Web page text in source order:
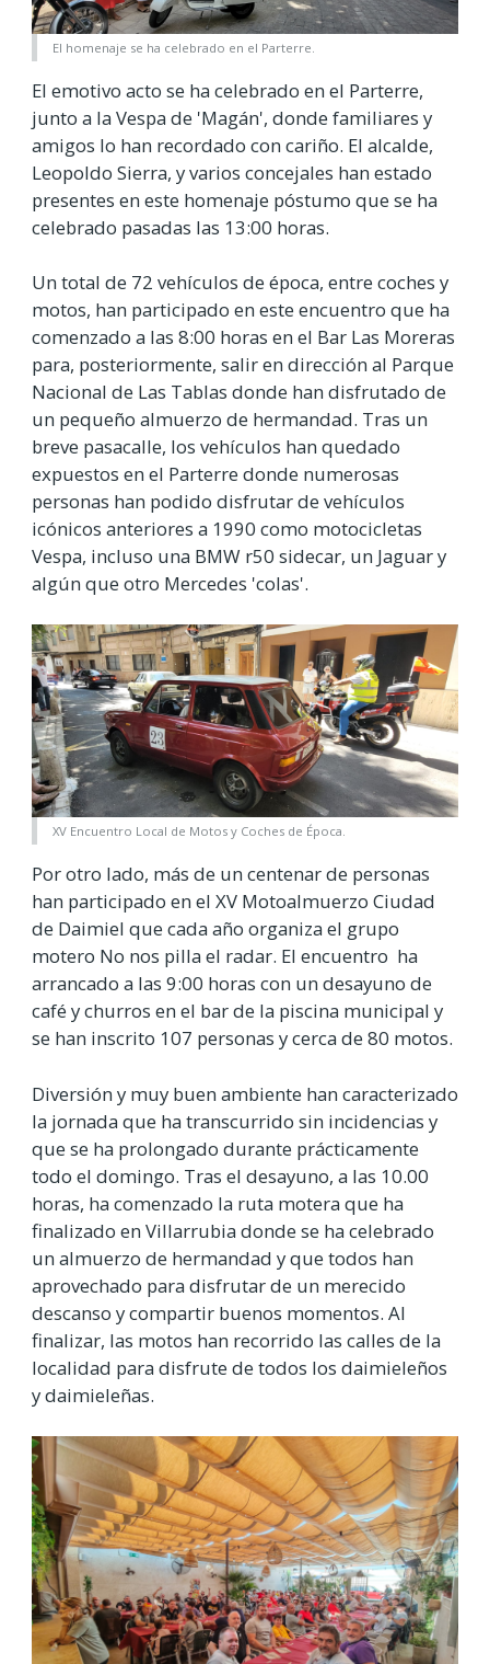
El homenaje se ha celebrado en el Parterre.
El emotivo acto se ha celebrado en el Parterre,
junto a la Vespa de 'Magán', donde familiares y
amigos lo han recordado con cariño. El alcalde,
Leopoldo Sierra, y varios concejales han estado
presentes en este homenaje póstumo que se ha
celebrado pasadas las 13:00 horas.
Un total de 72 vehículos de época, entre coches y
motos, han participado en este encuentro que ha
comenzado a las 8:00 horas en el Bar Las Moreras
para, posteriormente, salir en dirección al Parque
Nacional de Las Tablas donde han disfrutado de
un pequeño almuerzo de hermandad. Tras un
breve pasacalle, los vehículos han quedado
expuestos en el Parterre donde numerosas
personas han podido disfrutar de vehículos
icónicos anteriores a 1990 como motocicletas
Vespa, incluso una BMW r50 sidecar, un Jaguar y
algún que otro Mercedes 'colas'.
XV Encuentro Local de Motos y Coches de Época.
Por otro lado, más de un centenar de personas
han participado en el XV Motoalmuerzo Ciudad
de Daimiel que cada año organiza el grupo
motero No nos pilla el radar. El encuentro ha
arrancado a las 9:00 horas con un desayuno de
café y churros en el bar de la piscina municipal y
se han inscrito 107 personas y cerca de 80 motos.
Diversión y muy buen ambiente han caracterizado
la jornada que ha transcurrido sin incidencias y
que se ha prolongado durante prácticamente
todo el domingo. Tras el desayuno, a las 10.00
horas, ha comenzado la ruta motera que ha
finalizado en Villarrubia donde se ha celebrado
un almuerzo de hermandad y que todos han
aprovechado para disfrutar de un merecido
descanso y compartir buenos momentos. Al
finalizar, las motos han recorrido las calles de la
localidad para disfrute de todos los daimieleños
y daimieleñas.